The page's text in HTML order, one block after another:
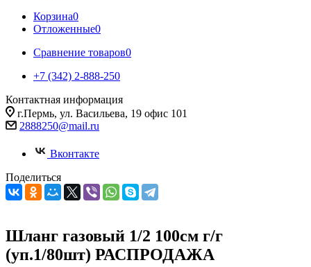
Корзина0
Отложенные0
Сравнение товаров0
+7 (342) 2-888-250
Контактная информация
г.Пермь, ул. Васильева, 19 офис 101
2888250@mail.ru
Вконтакте
Поделиться
Шланг газовый 1/2 100см г/г
(уп.1/80шт) РАСПРОДАЖА